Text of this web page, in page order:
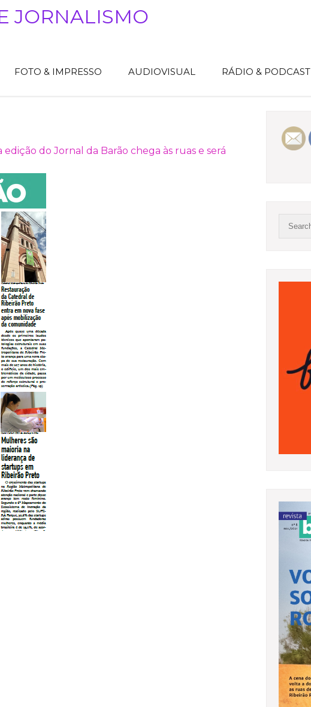
JORNALISMO
FOTO & IMPRESSO AUDIOVISUAL RÁDIO & PODCAST
edição do Jornal da Barão chega às ruas e será